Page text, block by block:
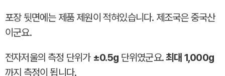
포장 뒷면에는 제품 제원이 적혀있습니다. 제조국은 중국산
이군요.
전자저울의 측정 단위가 ±0.5g 단위였군요.최대 1,000g
까지 측정이 됩니다.